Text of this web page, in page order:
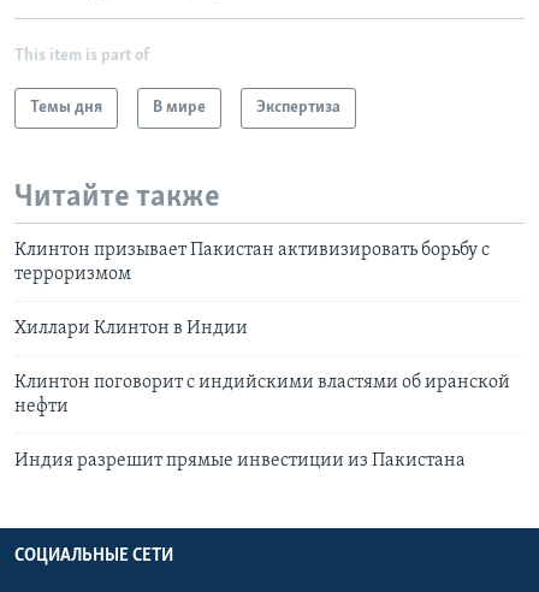
This item is part of
Темы дня В мире Экспертиза
Читайте также
Клинтон призывает Пакистан активизировать борьбу с
терроризмом
Хиллари Клинтон в Индии
Клинтон поговорит с индийскими властями об иранской
нефти
Индия разрешит прямые инвестиции из Пакистана
СОЦИАЛЬНЫЕ СЕТИ